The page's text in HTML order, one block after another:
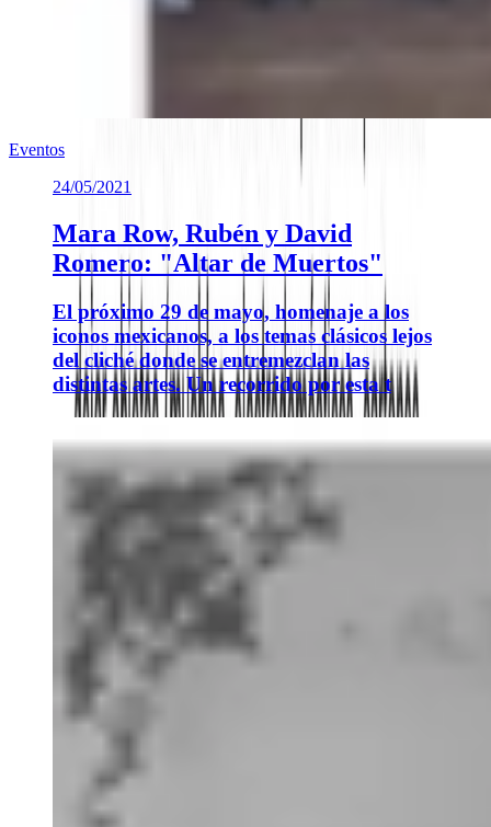
Eventos
24/05/2021
Mara Row, Rubén y David
Romero: "Altar de Muertos"
El próximo 29 de mayo, homenaje a los
iconos mexicanos, a los temas clásicos lejos
del cliché donde se entremezclan las
distintas artes. Un recorrido por esta t